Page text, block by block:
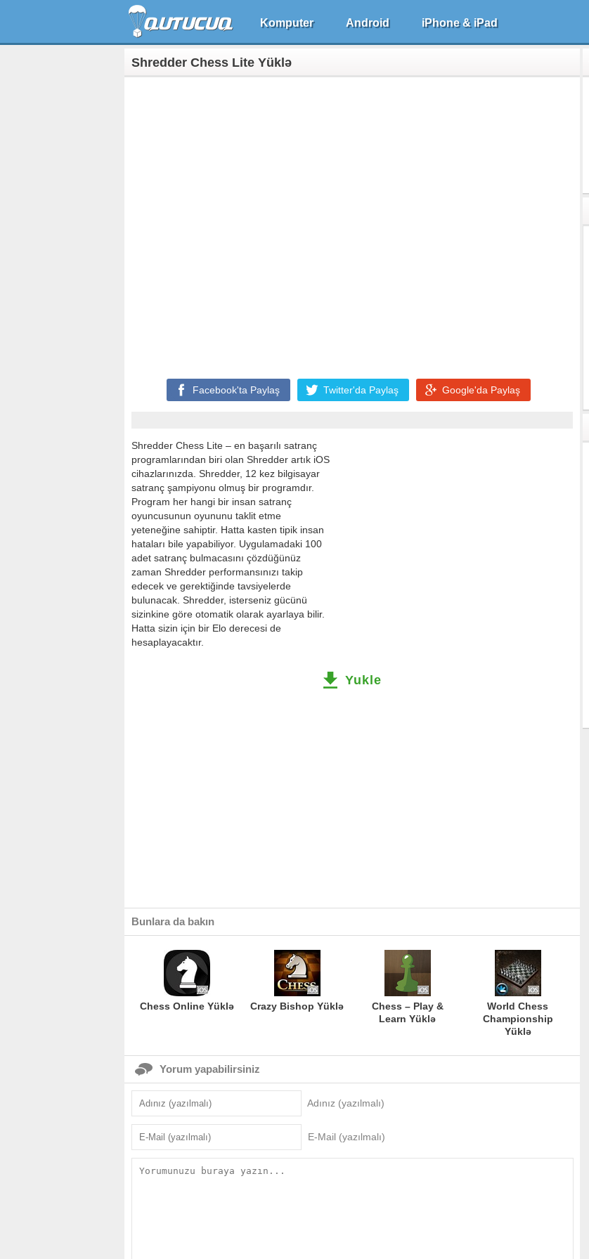
Komputer Android iPhone & iPad
Shredder Chess Lite Yüklə
Facebook'ta Paylaş Twitter'da Paylaş Google'da Paylaş
Shredder Chess Lite – en başarılı satranç
programlarından biri olan Shredder artık iOS
cihazlarınızda. Shredder, 12 kez bilgisayar
satranç şampiyonu olmuş bir programdır.
Program her hangi bir insan satranç
oyuncusunun oyununu taklit etme
yeteneğine sahiptir. Hatta kasten tipik insan
hataları bile yapabiliyor. Uygulamadaki 100
adet satranç bulmacasını çözdüğünüz
zaman Shredder performansınızı takip
edecek ve gerektiğinde tavsiyelerde
bulunacak. Shredder, isterseniz gücünü
sizinkine göre otomatik olarak ayarlaya bilir.
Hatta sizin için bir Elo derecesi de
hesaplayacaktır.
Yukle
Bunlara da bakın
Chess Online Yüklə Crazy Bishop Yüklə
Chess – Play &
Learn Yüklə
World Chess
Championship
Yüklə
Yorum yapabilirsiniz
Adınız (yazılmalı)
E-Mail (yazılmalı)